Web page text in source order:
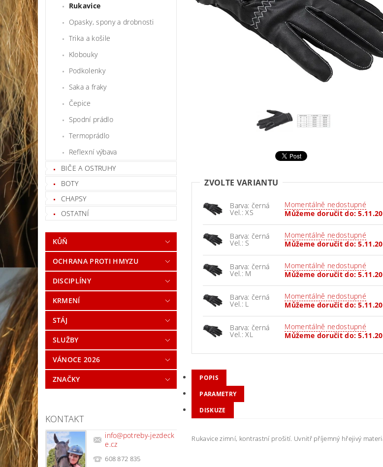
Rukavice
Opasky, spony a drobnosti
Trika a košile
Klobouky
Podkolenky
Saka a fraky
Čepice
Spodní prádlo
Termoprádlo
Reflexní výbava
BIČE A OSTRUHY
BOTY
CHAPSY
OSTATNÍ
KŮŇ
OCHRANA PROTI HMYZU
DISCIPLÍNY
KRMENÍ
STÁJ
SLUŽBY
VÁNOCE 2026
ZNAČKY
KONTAKT
info@potreby-jezdeck
e.cz
608 872 835
ZVOLTE VARIANTU
Barva: černá
Vel.: XS
Momentálně nedostupné
Můžeme doručit do:
Barva: černá
Vel.: S
Momentálně nedostupné
Můžeme doručit do:
Barva: černá
Vel.: M
Momentálně nedostupné
Můžeme doručit do:
Barva: černá
Vel.: L
Momentálně nedostupné
Můžeme doručit do:
Barva: černá
Vel.: XL
Momentálně nedostupné
Můžeme doručit do:
POPIS
PARAMETRY
DISKUZE
Rukavice zimní, kontrastní prošití. Uvnitř příjemný hřejivý